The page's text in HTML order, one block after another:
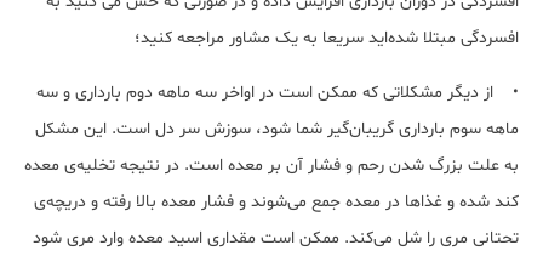
افسردگی مبتلا شده‌اید سریعا به یک مشاور مراجعه کنید؛
• از دیگر مشکلاتی که ممکن است در اواخر سه ‌ماهه‌ دوم بارداری و سه
‌ماهه‌ سوم بارداری گریبان‌گیر شما شود، سوزش سر دل است. این مشکل
به علت بزرگ شدن رحم و فشار آن بر معده است. در نتیجه تخلیه‌ی معده
کند شده و غذاها در معده جمع می‌شوند و فشار معده بالا رفته و دریچه‌ی
تحتانی مری را شل می‌کند. ممکن است مقداری اسید معده وارد مری شود